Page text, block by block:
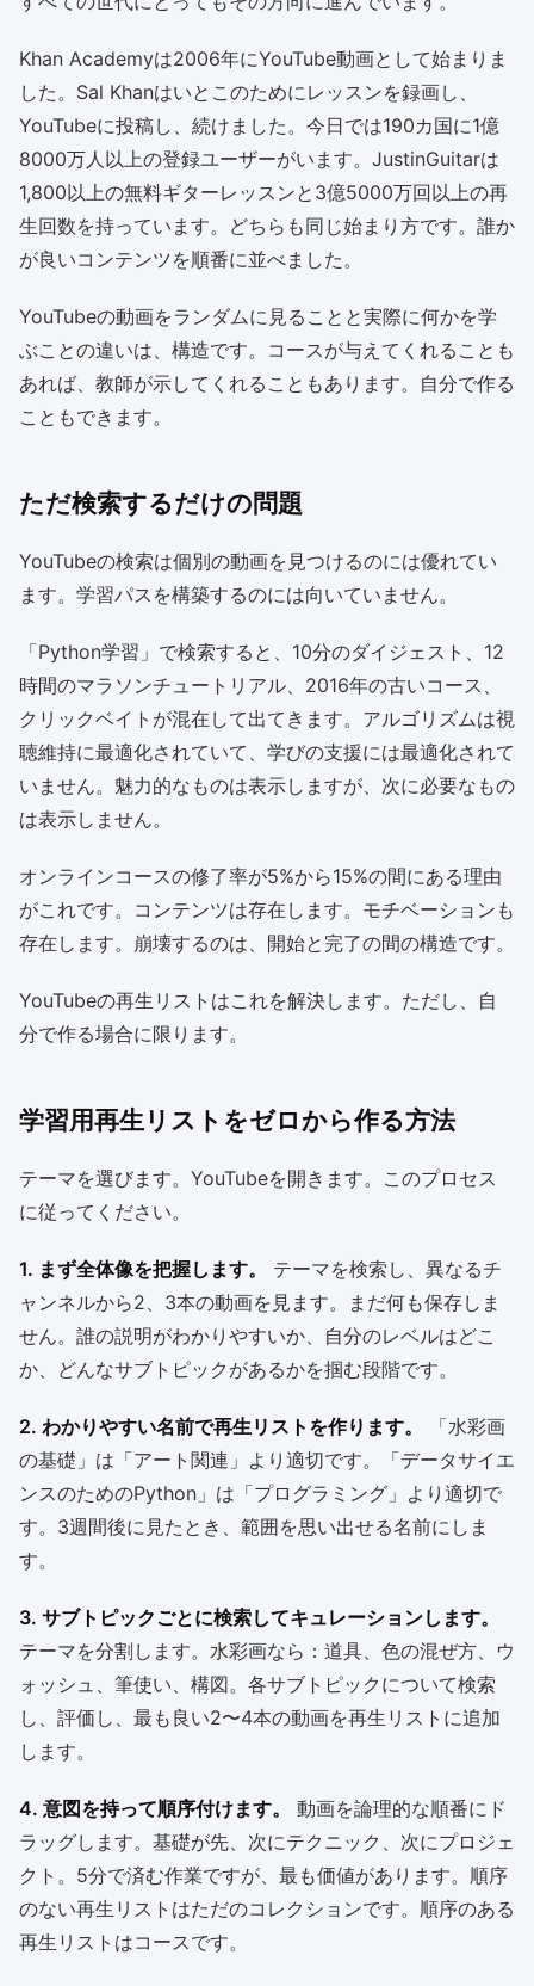
Khan Academyは2006年にYouTube動画として始まりま
した。Sal Khanはいとこのためにレッスンを録画し、
YouTubeに投稿し、続けました。今日では190カ国に1億
8000万人以上の登録ユーザーがいます。JustinGuitarは
1,800以上の無料ギターレッスンと3億5000万回以上の再
生回数を持っています。どちらも同じ始まり方です。誰か
が良いコンテンツを順番に並べました。
YouTubeの動画をランダムに見ることと実際に何かを学
ぶことの違いは、構造です。コースが与えてくれることも
あれば、教師が示してくれることもあります。自分で作る
こともできます。
ただ検索するだけの問題
YouTubeの検索は個別の動画を見つけるのには優れてい
ます。学習パスを構築するのには向いていません。
「Python学習」で検索すると、10分のダイジェスト、12
時間のマラソンチュートリアル、2016年の古いコース、
クリックベイトが混在して出てきます。アルゴリズムは視
聴維持に最適化されていて、学びの支援には最適化されて
いません。魅力的なものは表示しますが、次に必要なもの
は表示しません。
オンラインコースの修了率が5%から15%の間にある理由
がこれです。コンテンツは存在します。モチベーションも
存在します。崩壊するのは、開始と完了の間の構造です。
YouTubeの再生リストはこれを解決します。ただし、自
分で作る場合に限ります。
学習用再生リストをゼロから作る方法
テーマを選びます。YouTubeを開きます。このプロセス
に従ってください。
1. まず全体像を把握します。
テーマを検索し、異なるチ
ャンネルから2、3本の動画を見ます。まだ何も保存しま
せん。誰の説明がわかりやすいか、自分のレベルはどこ
か、どんなサブトピックがあるかを掴む段階です。
2. わかりやすい名前で再生リストを作ります。
「水彩画
の基礎」は「アート関連」より適切です。「データサイエ
ンスのためのPython」は「プログラミング」より適切で
す。3週間後に見たとき、範囲を思い出せる名前にしま
す。
3. サブトピックごとに検索してキュレーションします。
テーマを分割します。水彩画なら：道具、色の混ぜ方、ウ
ォッシュ、筆使い、構図。各サブトピックについて検索
し、評価し、最も良い2〜4本の動画を再生リストに追加
します。
4. 意図を持って順序付けます。
動画を論理的な順番にド
ラッグします。基礎が先、次にテクニック、次にプロジェ
クト。5分で済む作業ですが、最も価値があります。順序
のない再生リストはただのコレクションです。順序のある
再生リストはコースです。